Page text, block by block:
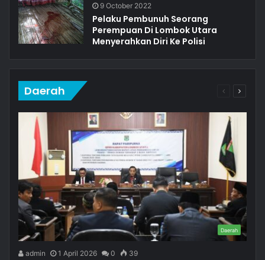
9 October 2022
Pelaku Pembunuh Seorang
Perempuan Di Lombok Utara
Menyerahkan Diri Ke Polisi
Daerah
Previous
Daerah
admin 1 April 2026 0 39